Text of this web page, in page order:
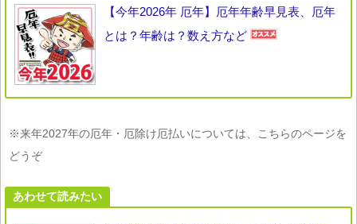
【今年2026年 厄年】厄年年齢早見表、厄年
とは？年齢は？数え方など
※来年2027年の厄年・厄除け厄払いについては、こちらのページを
どうぞ
あわせて読みたい